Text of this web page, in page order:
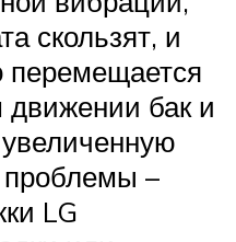
скользят, и
движении бак и
проблемы –
LG